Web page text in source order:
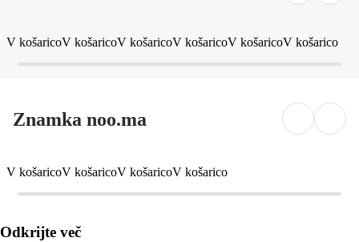
V košaricoV košaricoV košaricoV košaricoV košaricoV košarico
Znamka noo.ma
V košaricoV košaricoV košaricoV košarico
Odkrijte več